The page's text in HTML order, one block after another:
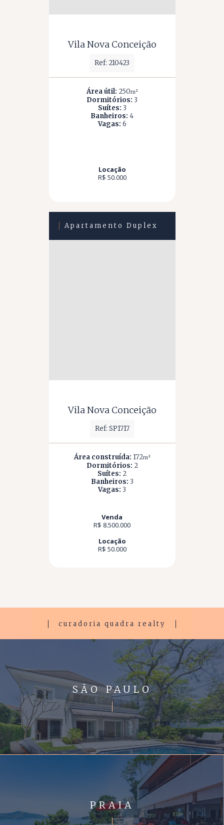
Vila Nova Conceição
Ref: 210423
Área útil: 250m²
Dormitórios: 3
Suítes: 3
Banheiros: 4
Vagas: 6
Locação
R$ 50.000
Apartamento Duplex
Vila Nova Conceição
Ref: SP1717
Área construída: 172m²
Dormitórios: 2
Suítes: 2
Banheiros: 3
Vagas: 3
Venda
R$ 8.500.000
Locação
R$ 50.000
curadoria quadra realty
SÃO PAULO
PRAIA